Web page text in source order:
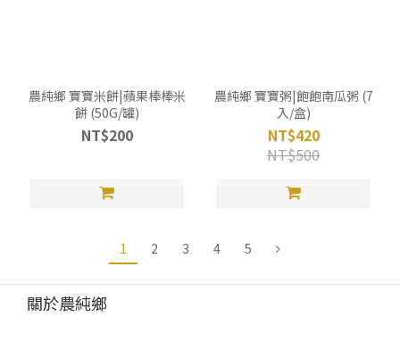
農純鄉 寶寶米餅|蘋果棒棒米
餅 (50G/罐)
NT$200
農純鄉 寶寶粥|飽飽南瓜粥 (7
入/盒)
NT$420
NT$500
1 2 3 4 5
關於農純鄉